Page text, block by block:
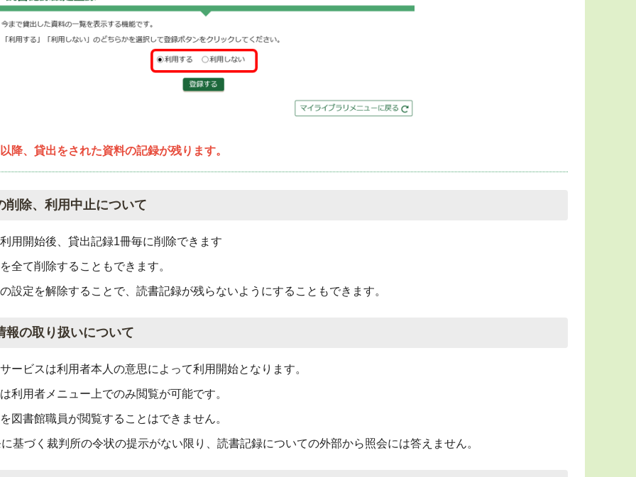
降、貸出をされた資料の記録が残ります。
削除、利用中止について
用開始後、貸出記録1冊毎に削除できます
全て削除することもできます。
設定を解除することで、読書記録が残らないようにすることもできます。
報の取り扱いについて
ービスは利用者本人の意思によって利用開始となります。
利用者メニュー上でのみ閲覧が可能です。
図書館職員が閲覧することはできません。
基づく裁判所の令状の提示がない限り、読書記録についての外部から照会には答えません。